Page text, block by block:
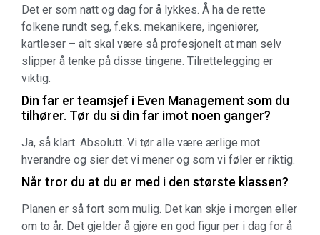
Det er som natt og dag for å lykkes. Å ha de rette
folkene rundt seg, f.eks. mekanikere, ingeniører,
kartleser – alt skal være så profesjonelt at man selv
slipper å tenke på disse tingene. Tilrettelegging er
viktig.
Din far er teamsjef i Even Management som du
tilhører. Tør du si din far imot noen ganger?
Ja, så klart. Absolutt. Vi tør alle være ærlige mot
hverandre og sier det vi mener og som vi føler er riktig.
Når tror du at du er med i den største klassen?
Planen er så fort som mulig. Det kan skje i morgen eller
om to år. Det gjelder å gjøre en god figur per i dag for å